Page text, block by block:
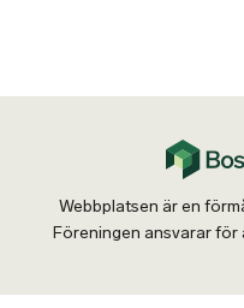
Webbplatsen är en
Föreningen ansvarar för